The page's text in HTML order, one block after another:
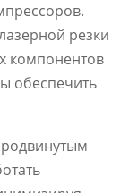
резки
компонентов
обеспечить